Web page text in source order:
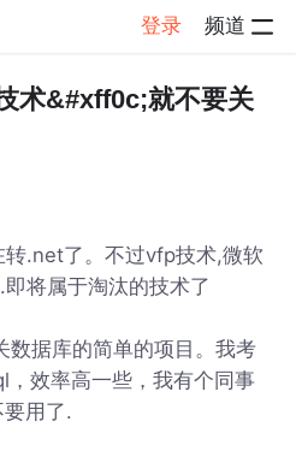
登录 频道
术&#xff0c;就不要关
.net了。不过vfp技术,微软
将属于淘汰的技术了
数据库的简单的项目。我考
效率高一些，我有个同事
用了.